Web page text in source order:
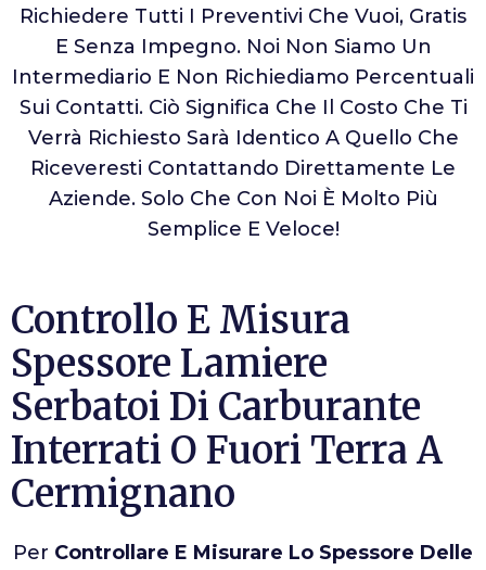
Richiedere Tutti I Preventivi Che Vuoi, Gratis
E Senza Impegno. Noi Non Siamo Un
Intermediario E Non Richiediamo Percentuali
Sui Contatti. Ciò Significa Che Il Costo Che Ti
Verrà Richiesto Sarà Identico A Quello Che
Riceveresti Contattando Direttamente Le
Aziende. Solo Che Con Noi È Molto Più
Semplice E Veloce!
Controllo E Misura
Spessore Lamiere
Serbatoi Di Carburante
Interrati O Fuori Terra A
Cermignano
Per Controllare E Misurare Lo Spessore Delle